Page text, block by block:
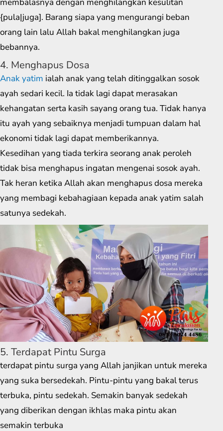
membalasnya dengan menghilangkan kesulitan
{pula|juga]. Barang siapa yang mengurangi beban
orang lain lalu Allah bakal menghilangkan juga
bebannya.
4. Menghapus Dosa
Anak yatim ialah anak yang telah ditinggalkan sosok
ayah sedari kecil. Ia tidak lagi dapat merasakan
kehangatan serta kasih sayang orang tua. Tidak hanya
itu ayah yang sebaiknya menjadi tumpuan dalam hal
ekonomi tidak lagi dapat memberikannya.
Kesedihan yang tiada terkira seorang anak peroleh
tidak bisa menghapus ingatan mengenai sosok ayah.
Tak heran ketika Allah akan menghapus dosa mereka
yang membagi kebahagiaan kepada anak yatim salah
satunya sedekah.
5. Terdapat Pintu Surga
terdapat pintu surga yang Allah janjikan untuk mereka
yang suka bersedekah. Pintu-pintu yang bakal terus
terbuka, pintu sedekah. Semakin banyak sedekah
yang diberikan dengan ikhlas maka pintu akan
semakin terbuka